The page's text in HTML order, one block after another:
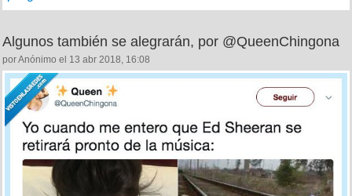
Algunos también se alegrarán, por @QueenChingona
por Anónimo el 13 abr 2018, 16:08